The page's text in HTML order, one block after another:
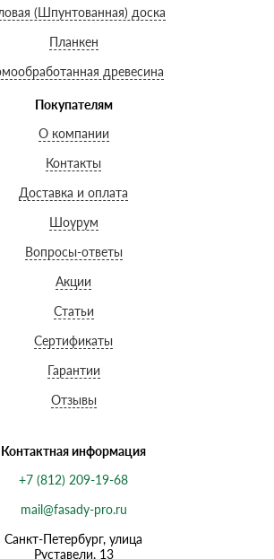
(Шпунтованная) доска
Планкен
древесина
Покупателям
О компании
Контакты
Доставка и оплата
Шоурум
Вопросы-ответы
Акции
Статьи
Сертификаты
Гарантии
Отзывы
Контактная информация
+7 (812) 209-19-68
mail@fasady-pro.ru
Санкт-Петербург, улица
Руставели, 13